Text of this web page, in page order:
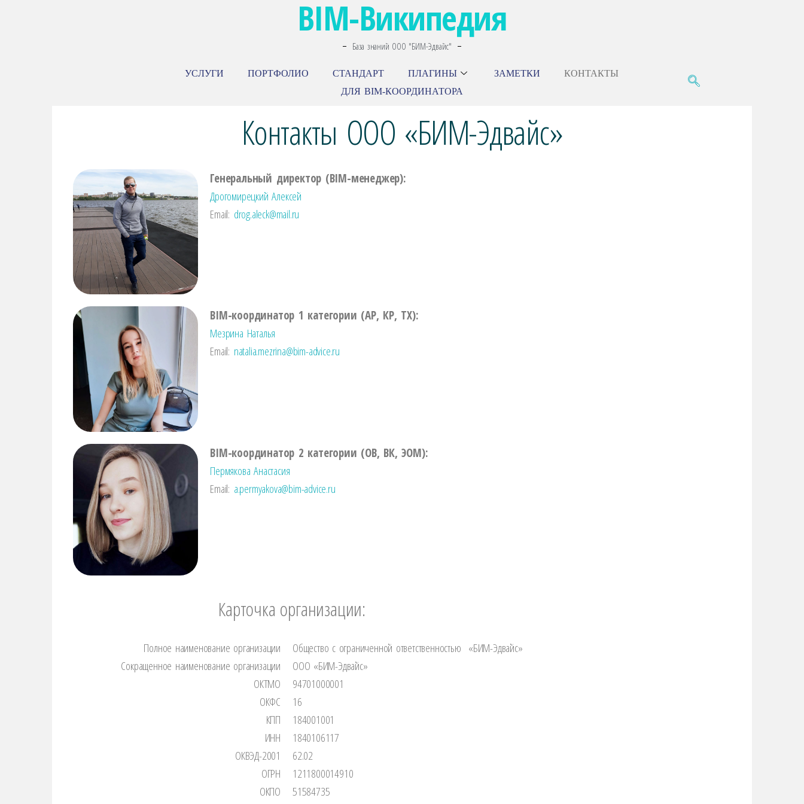
BIM-Википедия
База знаний ООО "БИМ-Эдвайс"
УСЛУГИ ПОРТФОЛИО СТАНДАРТ ПЛАГИНЫ ЗАМЕТКИ
КОНТАКТЫ
ДЛЯ BIM-КООРДИНАТОРА
Контакты ООО «БИМ-Эдвайс»
Генеральный директор (BIM-менеджер):
Дрогомирецкий Алексей
Email: drog.aleck@mail.ru
BIM-координатор 1 категории (АР, КР, ТХ):
Мезрина Наталья
Email: natalia.mezrina@bim-advice.ru
BIM-координатор 2 категории (ОВ, ВК, ЭОМ):
Пермякова Анастасия
Email: a.permyakova@bim-advice.ru
Карточка организации:
Полное наименование организации
Сокращенное наименование организации
ОКТМО
ОКФС
КПП
ИНН
ОКВЭД-2001
ОГРН
ОКПО
Общество с ограниченной ответственностью «БИМ-Эдвайс»
ООО «БИМ-Эдвайс»
94701000001
16
184001001
1840106117
62.02
1211800014910
51584735